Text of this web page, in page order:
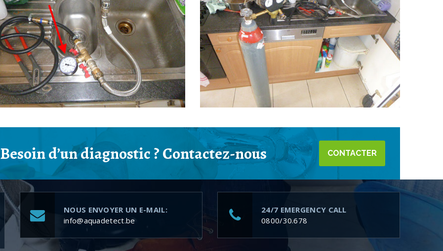
Besoin d’un diagnostic ? Contactez-nous CONTACTER
NOUS ENVOYER UN E-MAIL:
info@aquadetect.be
24/7 EMERGENCY CALL
0800/30.678